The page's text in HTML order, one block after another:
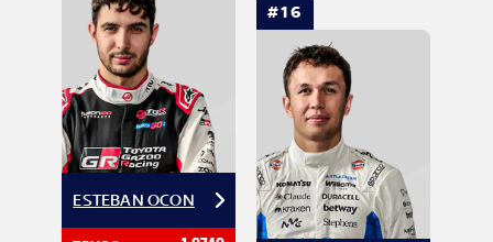
ESTEBAN OCON
#16